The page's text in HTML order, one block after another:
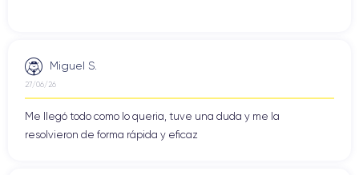
Miguel S.
27/06/26
Me llegó todo como lo queria, tuve una duda y me la
resolvieron de forma rápida y eficaz